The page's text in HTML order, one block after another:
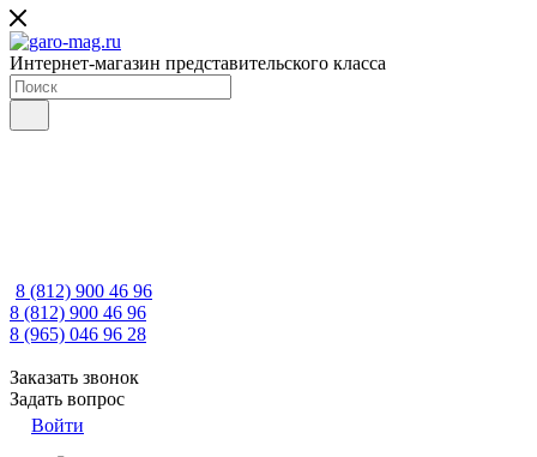
Интернет-магазин представительского класса
8 (812) 900 46 96
8 (812) 900 46 96
8 (965) 046 96 28
Заказать звонок
Задать вопрос
Войти